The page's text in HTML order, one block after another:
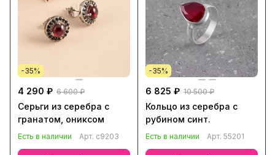
-35%
4 290 ₽ 6 600 ₽
Серьги из серебра с
гранатом, ониксом
Есть в наличии Арт. с9203
-35%
6 825 ₽ 10 500 ₽
Кольцо из серебра с
рубином синт.
Есть в наличии Арт. 55201